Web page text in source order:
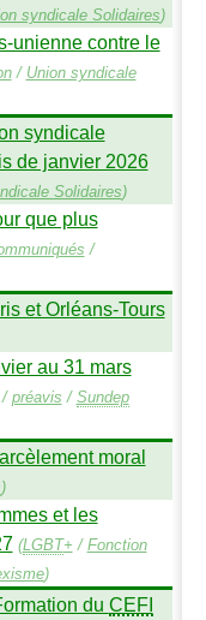
syndicale Solidaires)
unienne contre le
/ Union syndicale
syndicale
de janvier 2026
Solidaires)
que plus
/
et Orléans-Tours
au 31 mars
préavis / Sundep
moral
)
et les
(LGBT+ / Fonction
)
du CEFI